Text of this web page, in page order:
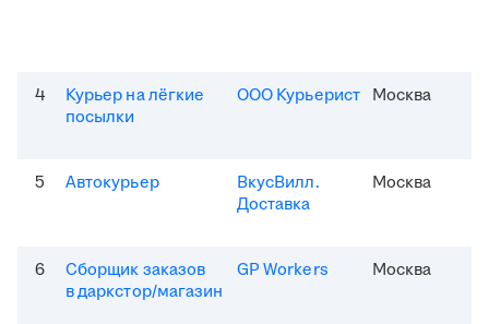
4
Курьер на лёгкие
посылки
ООО Курьерист Москва
5 Автокурьер
ВкусВилл.
Доставка
Москва
6
Сборщик заказов
в даркстор/магазин
GP Workers Москва